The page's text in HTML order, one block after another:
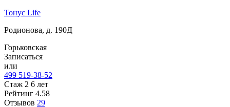
Тонус Life
Родионова, д. 190Д
Горьковская
Записаться
или
499 519-38-52
Стаж 2 6 лет
Рейтинг 4.58
Отзывов 29